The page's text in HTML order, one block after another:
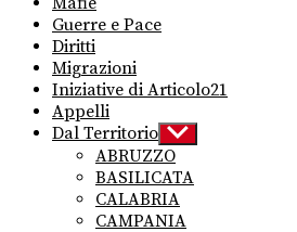
Guerre e Pace
Diritti
Migrazioni
Iniziative di Articolo21
Appelli
Dal Territorio Show
sub
menu
ABRUZZO
BASILICATA
CALABRIA
CAMPANIA